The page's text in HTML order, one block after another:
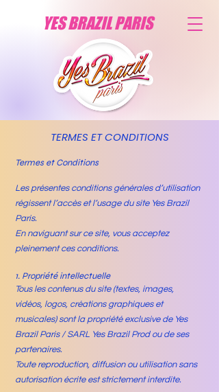
YES BRAZIL PARIS
TERMES ET CONDITIONS
Termes et Conditions
Les présentes conditions générales d’utilisation
régissent l’accès et l’usage du site Yes Brazil
Paris.
En naviguant sur ce site, vous acceptez
pleinement ces conditions.
1. Propriété intellectuelle
Tous les contenus du site (textes, images,
vidéos, logos, créations graphiques et
musicales) sont la propriété exclusive de Yes
Brazil Paris / SARL Yes Brazil Prod ou de ses
partenaires.
Toute reproduction, diffusion ou utilisation sans
autorisation écrite est strictement interdite.